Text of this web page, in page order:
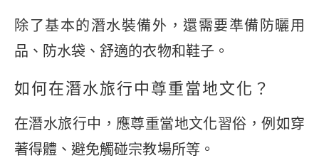
除了基本的潛水裝備外，還需要準備防曬用
品、防水袋、舒適的衣物和鞋子。
如何在潛水旅行中尊重當地文化？
在潛水旅行中，應尊重當地文化習俗，例如穿
著得體、避免觸碰宗教場所等。